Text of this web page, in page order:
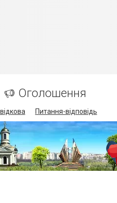
Оголошення
Питання-відповідь